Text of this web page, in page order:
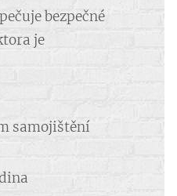
bezpečné
je
samojištění